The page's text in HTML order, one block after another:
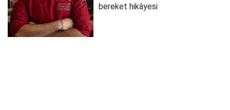
bereket hikâyesi